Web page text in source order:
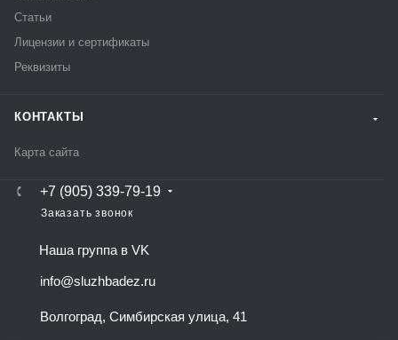
Статьи
Лицензии и сертификаты
Реквизиты
КОНТАКТЫ
Карта сайта
+7 (905) 339-79-19
Заказать звонок
Наша группа в VK
info@sluzhbadez.ru
Волгоград, Симбирская улица, 41